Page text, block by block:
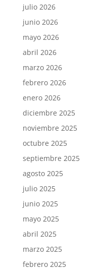
julio 2026
junio 2026
mayo 2026
abril 2026
marzo 2026
febrero 2026
enero 2026
diciembre 2025
noviembre 2025
octubre 2025
septiembre 2025
agosto 2025
julio 2025
junio 2025
mayo 2025
abril 2025
marzo 2025
febrero 2025